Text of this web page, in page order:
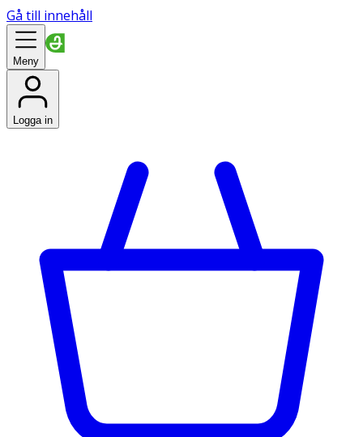
Gå till innehåll
Meny
Logga in